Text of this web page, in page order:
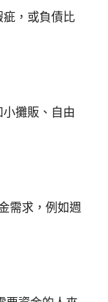
，或負債比
攤販、自由
需求，例如週